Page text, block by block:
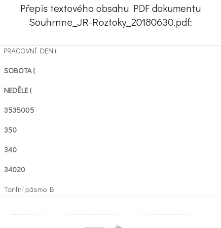
Přepis textového obsahu PDF dokumentu
Souhrnne_JR-Roztoky_20180630.pdf:
PRACOVNÍ DEN (
SOBOTA (
NEDĚLE (
3535005
350
340
34020
Tarifní pásmo B